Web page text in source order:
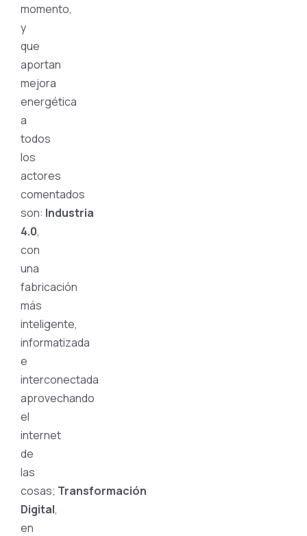
momento,
y
que
aportan
mejora
energética
a
todos
los
actores
comentados
son: Industria
4.0,
con
una
fabricación
más
inteligente,
informatizada
e
interconectada
aprovechando
el
internet
de
las
cosas; Transformación
Digital,
en